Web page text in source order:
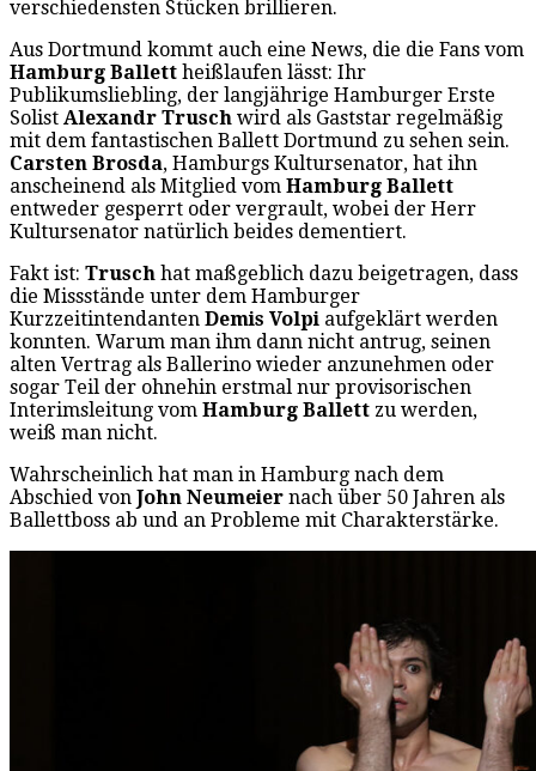
verschiedensten Stücken brillieren.
Aus Dortmund kommt auch eine News, die die Fans vom
Hamburg Ballett heißlaufen lässt: Ihr
Publikumsliebling, der langjährige Hamburger Erste
Solist Alexandr Trusch wird als Gaststar regelmäßig
mit dem fantastischen Ballett Dortmund zu sehen sein.
Carsten Brosda, Hamburgs Kultursenator, hat ihn
anscheinend als Mitglied vom Hamburg Ballett
entweder gesperrt oder vergrault, wobei der Herr
Kultursenator natürlich beides dementiert.
Fakt ist: Trusch hat maßgeblich dazu beigetragen, dass
die Missstände unter dem Hamburger
Kurzzeitintendanten Demis Volpi aufgeklärt werden
konnten. Warum man ihm dann nicht antrug, seinen
alten Vertrag als Ballerino wieder anzunehmen oder
sogar Teil der ohnehin erstmal nur provisorischen
Interimsleitung vom Hamburg Ballett zu werden,
weiß man nicht.
Wahrscheinlich hat man in Hamburg nach dem
Abschied von John Neumeier nach über 50 Jahren als
Ballettboss ab und an Probleme mit Charakterstärke.